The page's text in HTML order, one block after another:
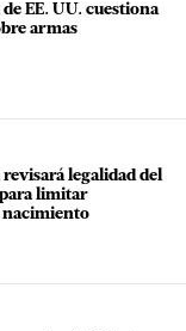
EE. UU. cuestiona
armas
legalidad del
limitar
nacimiento